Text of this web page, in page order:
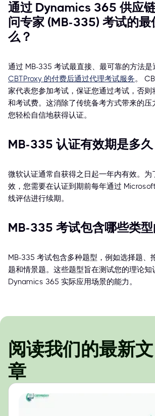
通过 Dynamics 365 供应
问专家 (MB-335) 考试的最
么？
通过 MB-335 考试最直接、最可靠的方法是
CBTProxy 的付费后通过代理考试服务。
家代表您参加考试，保证您通过考试，否则
和考试费。这消除了传统备考方式带来的压
您轻松自信地获得认证。
MB-335 认证有效期是多久
微软认证通常自获得之日起一年内有效。为
效，您需要在认证到期前每年通过
线评估进行续期。
MB-335 考试包含哪些类型
MB-335 考试包含多种题型，例如选择题、
题和情景题。这些题型旨在测试您的理论知
Dynamics 365 实际应用场景的能力。
阅读我们的最新文
章